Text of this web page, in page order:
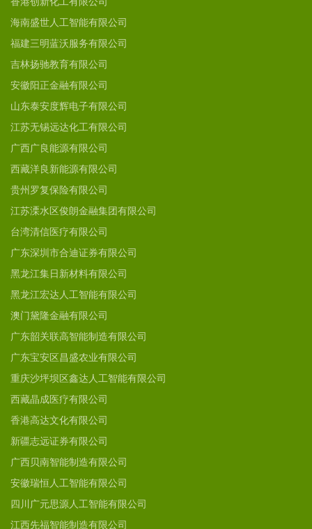
海南盛世人工智能有限公司
福建三明蓝沃服务有限公司
吉林扬驰教育有限公司
安徽阳正金融有限公司
山东泰安度辉电子有限公司
江苏无锡远达化工有限公司
广西广良能源有限公司
西藏洋良新能源有限公司
贵州罗复保险有限公司
江苏溧水区俊朗金融集团有限公司
台湾清信医疗有限公司
广东深圳市合迪证券有限公司
黑龙江集日新材料有限公司
黑龙江宏达人工智能有限公司
澳门黛隆金融有限公司
广东韶关联高智能制造有限公司
广东宝安区昌盛农业有限公司
重庆沙坪坝区鑫达人工智能有限公司
西藏晶成医疗有限公司
香港高达文化有限公司
新疆志远证券有限公司
广西贝南智能制造有限公司
安徽瑞恒人工智能有限公司
四川广元思源人工智能有限公司
江西先福智能制造有限公司